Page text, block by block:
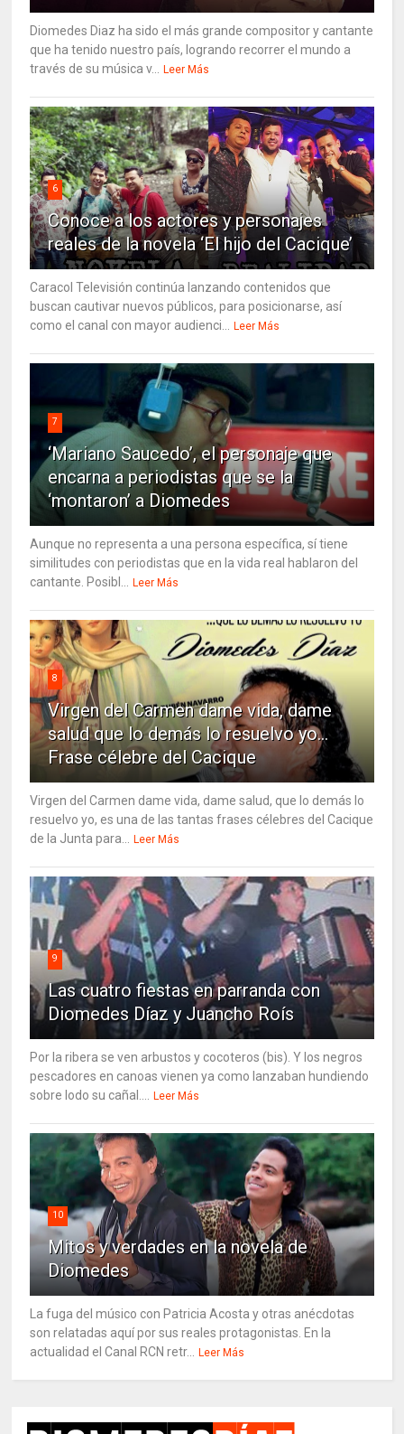
Diomedes Diaz ha sido el más grande compositor y cantante
que ha tenido nuestro país, logrando recorrer el mundo a
través de su música v... Leer Más
6
Conoce a los actores y personajes
reales de la novela ‘El hijo del Cacique’
Caracol Televisión continúa lanzando contenidos que
buscan cautivar nuevos públicos, para posicionarse, así
como el canal con mayor audienci... Leer Más
7
‘Mariano Saucedo’, el personaje que
encarna a periodistas que se la
‘montaron’ a Diomedes
Aunque no representa a una persona específica, sí tiene
similitudes con periodistas que en la vida real hablaron del
cantante. Posibl... Leer Más
8
Virgen del Carmen dame vida, dame
salud que lo demás lo resuelvo yo…
Frase célebre del Cacique
Virgen del Carmen dame vida, dame salud, que lo demás lo
resuelvo yo, es una de las tantas frases célebres del Cacique
de la Junta para... Leer Más
9
Las cuatro fiestas en parranda con
Diomedes Díaz y Juancho Roís
Por la ribera se ven arbustos y cocoteros (bis). Y los negros
pescadores en canoas vienen ya como lanzaban hundiendo
sobre lodo su cañal.... Leer Más
10
Mitos y verdades en la novela de
Diomedes
La fuga del músico con Patricia Acosta y otras anécdotas
son relatadas aquí por sus reales protagonistas. En la
actualidad el Canal RCN retr... Leer Más